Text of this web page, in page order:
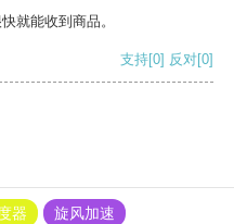
就能收到商品。
支持[0] 反对[0]
器
旋风加速